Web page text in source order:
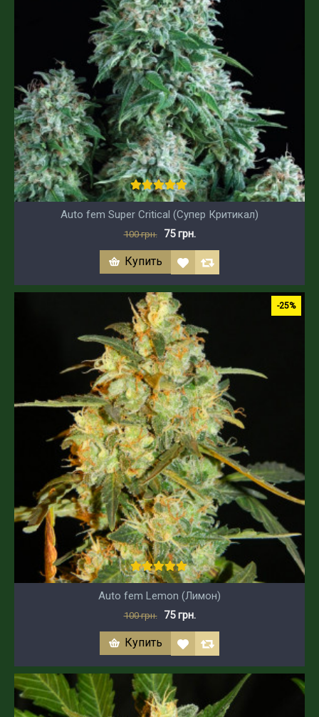
Auto fem Super Critical (Супер Критикал)
100 грн. 75 грн.
Купить
-25%
Auto fem Lemon (Лимон)
100 грн. 75 грн.
Купить